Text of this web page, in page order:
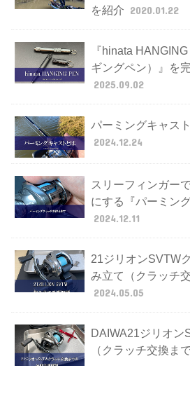
を紹介 2020.01.22
『hinata
ギングペン）』を
2025.09.02
パーミングキャス
2024.12.24
スリーフィンガー
にする『パーミン
2024.12.11
21ジリオンSVTW
み立て（クラッチ交
2024.05.05
DAIWA21ジリオン
（クラッチ交換ま